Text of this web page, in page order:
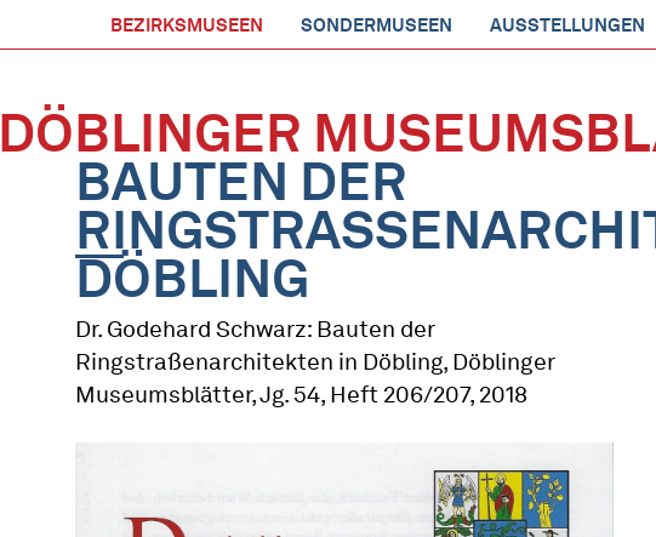
BEZIRKSMUSEEN SONDERMUSEEN AUSSTELLUNGEN
DÖBLINGER
BAUTEN DER
ÖBLING
Dr. Godehard Schwarz: Bauten der
Ringstraßenarchitekten in Döbling, Döblinger
Museumsblätter, Jg. 54, Heft 206/207, 2018